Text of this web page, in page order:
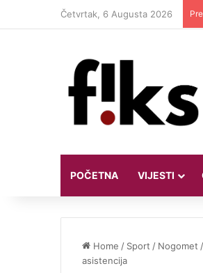
Četvrtak, 6 Augusta 2026
POČETNA VIJESTI
Home / Sport / Nogomet /
asistencija